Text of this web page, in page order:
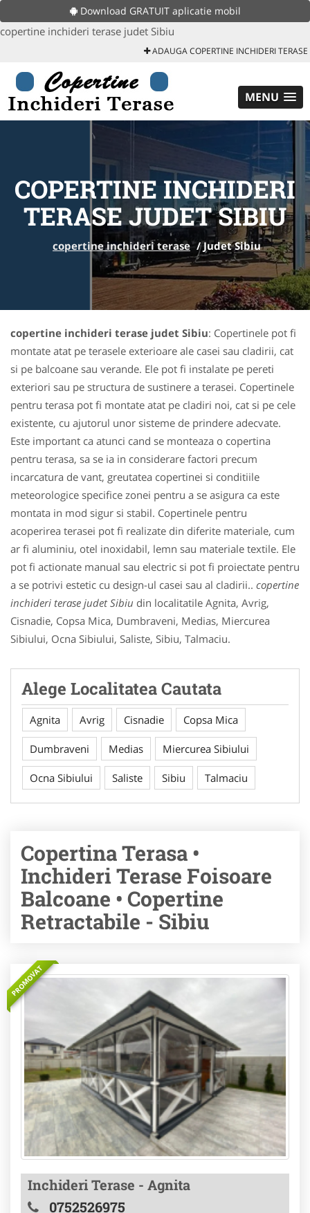
Download GRATUIT aplicatie mobil
copertine inchideri terase judet Sibiu
ADAUGA COPERTINE INCHIDERI TERASE
MENU
COPERTINE INCHIDERI
TERASE JUDET SIBIU
copertine inchideri terase /Judet Sibiu
copertine inchideri terase judet Sibiu: Copertinele pot fi
montate atat pe terasele exterioare ale casei sau cladirii, cat
si pe balcoane sau verande. Ele pot fi instalate pe pereti
exteriori sau pe structura de sustinere a terasei. Copertinele
pentru terasa pot fi montate atat pe cladiri noi, cat si pe cele
existente, cu ajutorul unor sisteme de prindere adecvate.
Este important ca atunci cand se monteaza o copertina
pentru terasa, sa se ia in considerare factori precum
incarcatura de vant, greutatea copertinei si conditiile
meteorologice specifice zonei pentru a se asigura ca este
montata in mod sigur si stabil. Copertinele pentru
acoperirea terasei pot fi realizate din diferite materiale, cum
ar fi aluminiu, otel inoxidabil, lemn sau materiale textile. Ele
pot fi actionate manual sau electric si pot fi proiectate pentru
a se potrivi estetic cu design-ul casei sau al cladirii.. copertine
inchideri terase judet Sibiu din localitatile Agnita, Avrig,
Cisnadie, Copsa Mica, Dumbraveni, Medias, Miercurea
Sibiului, Ocna Sibiului, Saliste, Sibiu, Talmaciu.
Alege Localitatea Cautata
Agnita Avrig Cisnadie Copsa Mica
Dumbraveni Medias Miercurea Sibiului
Ocna Sibiului Saliste Sibiu Talmaciu
Copertina Terasa •
Inchideri Terase Foisoare
Balcoane • Copertine
Retractabile - Sibiu
PROMOVAT
Inchideri Terase - Agnita
0752526975